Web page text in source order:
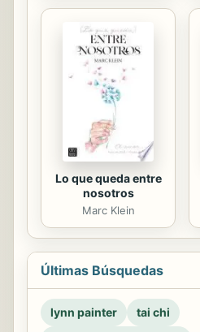
Lo que queda entre
nosotros
Marc Klein
Últimas Búsquedas
lynn painter
tai chi